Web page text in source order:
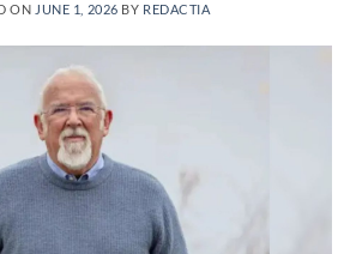
ON JUNE 1, 2026 BY REDACTIA